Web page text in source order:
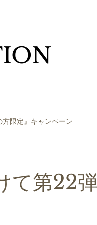
方限定』キャンペーン
て第22